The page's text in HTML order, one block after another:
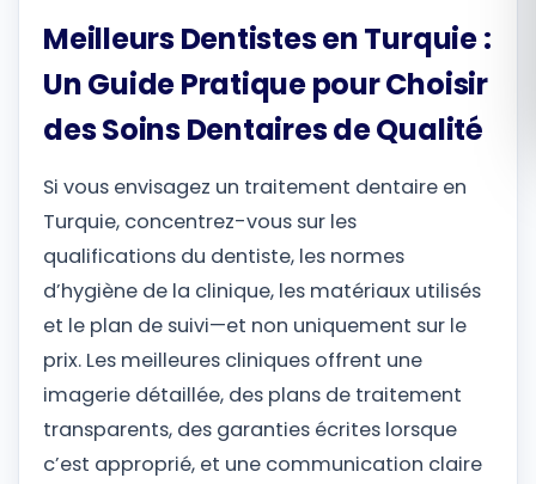
Русский
Meilleurs Dentistes en Turquie :
Un Guide Pratique pour Choisir
des Soins Dentaires de Qualité
Si vous envisagez un traitement dentaire en
Turquie, concentrez-vous sur les
qualifications du dentiste, les normes
d’hygiène de la clinique, les matériaux utilisés
et le plan de suivi—et non uniquement sur le
prix. Les meilleures cliniques offrent une
imagerie détaillée, des plans de traitement
transparents, des garanties écrites lorsque
c’est approprié, et une communication claire